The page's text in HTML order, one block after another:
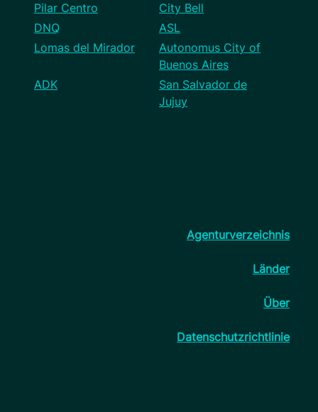
Pilar Centro
City Bell
DNQ
ASL
Lomas del Mirador
Autonomus City of
Buenos Aires
ADK
San Salvador de
Jujuy
Agenturverzeichnis
Länder
Über
Datenschutzrichtlinie